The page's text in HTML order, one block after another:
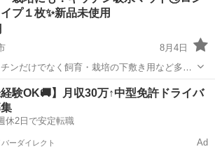
プ１枚✨新品未使用
8月4日
ンだけでなく飼育・栽培の下敷き用など多用
ット🚰 ロングタイプ
枚＝50円 同じもの８枚あります 必要枚数
庭用品 吸水
経験OK🚚】月収30万↑中型免許ドライバ
休2日で安定転職
バーダイレクト Ad